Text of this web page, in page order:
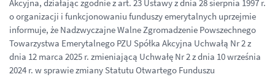
Akcyjna, działając zgodnie z art. 23 Ustawy z dnia 28 sierpnia 1997 r.
o organizacji i funkcjonowaniu funduszy emerytalnych uprzejmie
informuje, że Nadzwyczajne Walne Zgromadzenie Powszechnego
Towarzystwa Emerytalnego PZU Spółka Akcyjna Uchwałą Nr 2 z
dnia 12 marca 2025 r. zmieniającą Uchwałę Nr 2 z dnia 10 września
2024 r. w sprawie zmiany Statutu Otwartego Funduszu